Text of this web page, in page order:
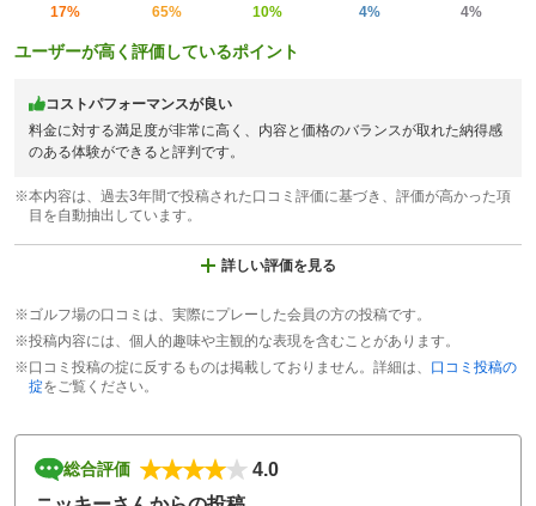
17% 65% 10% 4% 4%
ユーザーが高く評価しているポイント
コストパフォーマンスが良い
料金に対する満足度が非常に高く、内容と価格のバランスが取れた納得感
のある体験ができると評判です。
※本内容は、過去3年間で投稿された口コミ評価に基づき、評価が高かった項
目を自動抽出しています。
詳しい評価を見る
※ゴルフ場の口コミは、実際にプレーした会員の方の投稿です。
※投稿内容には、個人的趣味や主観的な表現を含むことがあります。
※口コミ投稿の掟に反するものは掲載しておりません。詳細は、 口コミ投稿の
掟をご覧ください。
総合評価
4.0